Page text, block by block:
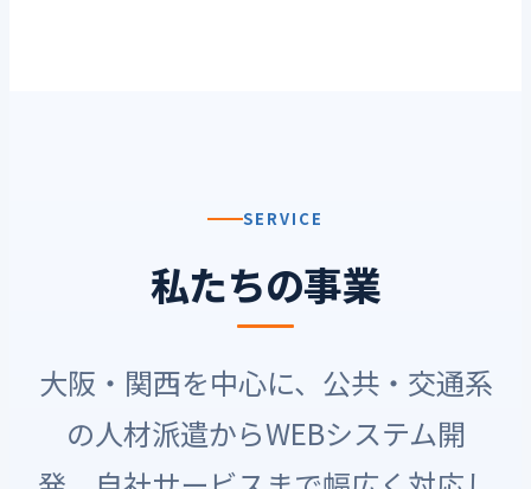
SERVICE
私たちの事業
大阪・関西を中心に、公共・交通系
の人材派遣からWEBシステム開